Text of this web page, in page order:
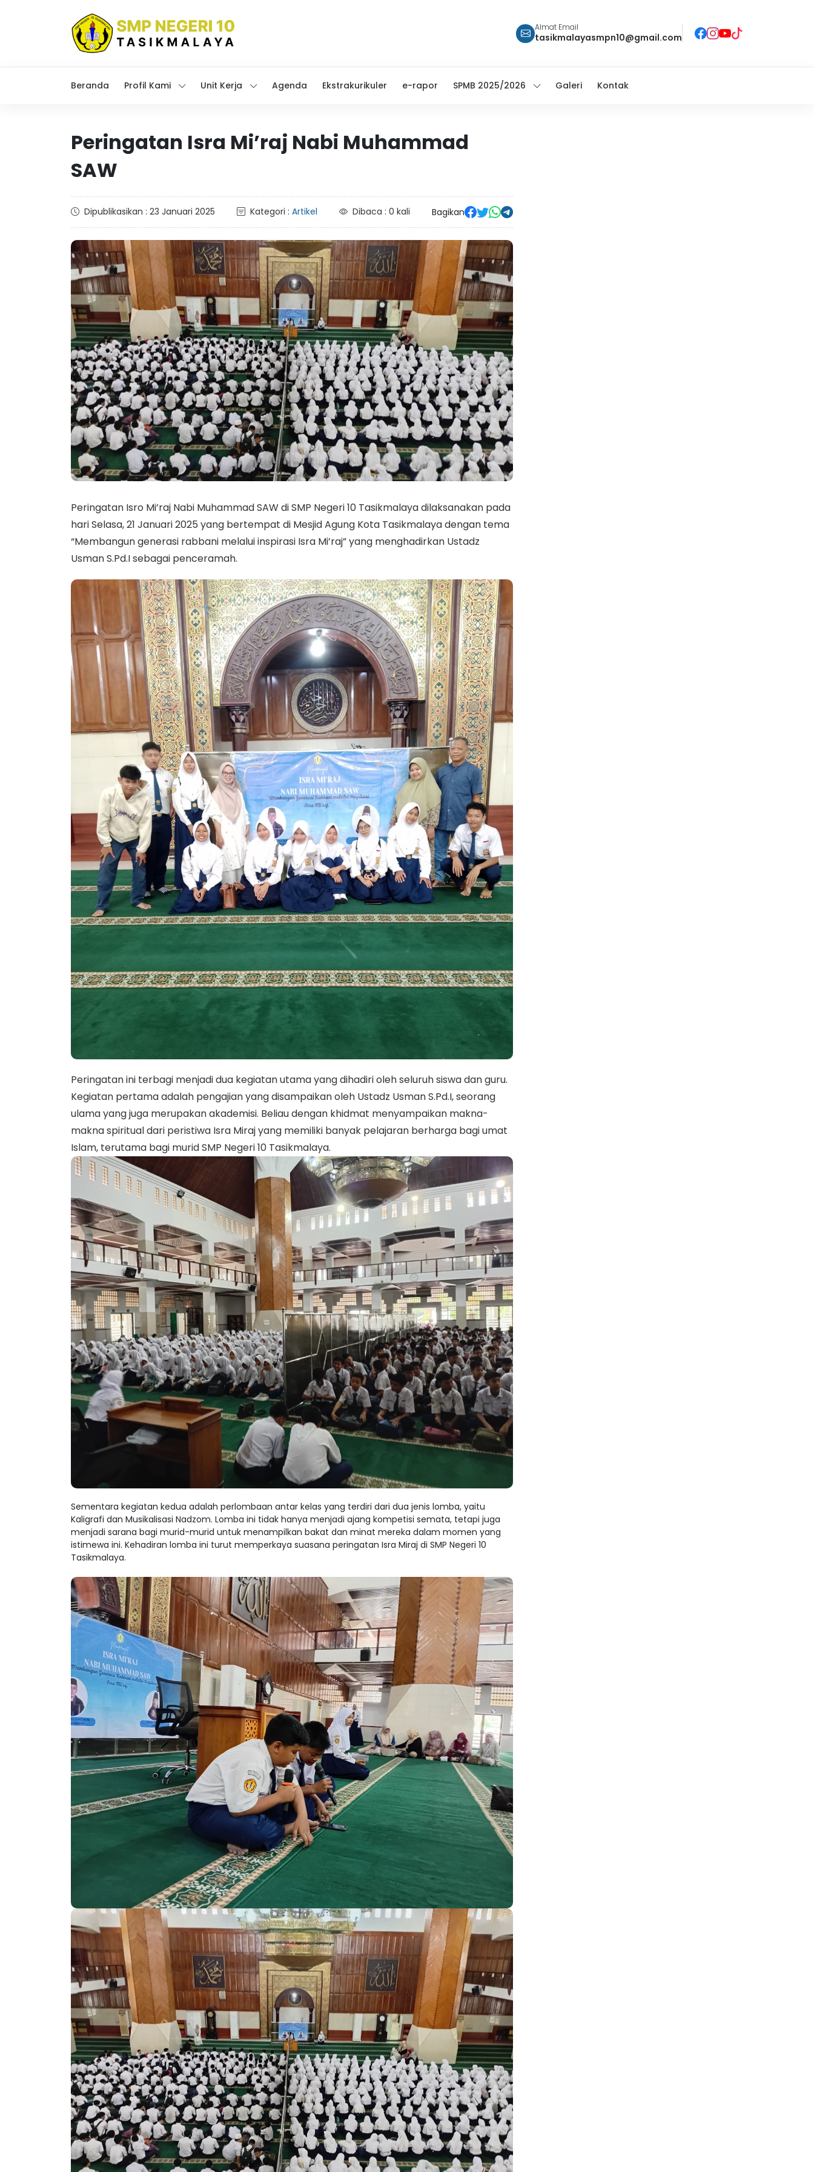
Almat Email
tasikmalayasmpn10@gmail.com
Beranda Profil Kami Unit Kerja Agenda Ekstrakurikuler e-rapor SPMB 2025/2026 Galeri Kontak
Peringatan Isra Mi’raj Nabi Muhammad
SAW
Dipublikasikan : 23 Januari 2025 Kategori : Artikel Dibaca : 0 kali Bagikan
Peringatan Isro Mi’raj Nabi Muhammad SAW di SMP Negeri 10 Tasikmalaya dilaksanakan pada
hari Selasa, 21 Januari 2025 yang bertempat di Mesjid Agung Kota Tasikmalaya dengan tema
“Membangun generasi rabbani melalui inspirasi Isra Mi’raj” yang menghadirkan Ustadz
Usman S.Pd.I sebagai penceramah.
Peringatan ini terbagi menjadi dua kegiatan utama yang dihadiri oleh seluruh siswa dan guru.
Kegiatan pertama adalah pengajian yang disampaikan oleh Ustadz Usman S.Pd.I, seorang
ulama yang juga merupakan akademisi. Beliau dengan khidmat menyampaikan makna-
makna spiritual dari peristiwa Isra Miraj yang memiliki banyak pelajaran berharga bagi umat
Islam, terutama bagi murid SMP Negeri 10 Tasikmalaya.
Sementara kegiatan kedua adalah perlombaan antar kelas yang terdiri dari dua jenis lomba, yaitu
Kaligrafi dan Musikalisasi Nadzom. Lomba ini tidak hanya menjadi ajang kompetisi semata, tetapi juga
menjadi sarana bagi murid-murid untuk menampilkan bakat dan minat mereka dalam momen yang
istimewa ini. Kehadiran lomba ini turut memperkaya suasana peringatan Isra Miraj di SMP Negeri 10
Tasikmalaya.